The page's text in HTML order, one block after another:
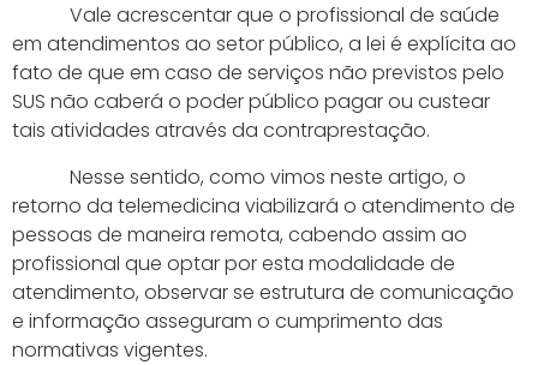
Vale acrescentar que o profissional de saúde
em atendimentos ao setor público, a lei é explícita ao
fato de que em caso de serviços não previstos pelo
SUS não caberá o poder público pagar ou custear
tais atividades através da contraprestação.
Nesse sentido, como vimos neste artigo, o
retorno da telemedicina viabilizará o atendimento de
pessoas de maneira remota, cabendo assim ao
profissional que optar por esta modalidade de
atendimento, observar se estrutura de comunicação
e informação asseguram o cumprimento das
normativas vigentes.